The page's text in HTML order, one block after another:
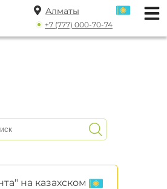
Алматы
+7 (777) 000-70-74
на казахском